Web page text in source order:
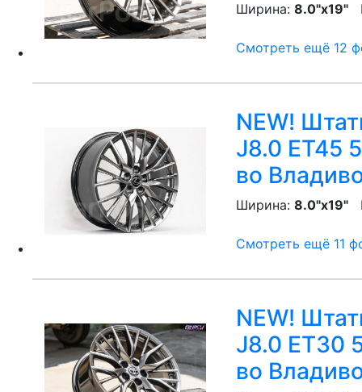
Ширина: 8.0"x19"
Смотреть ещё 12
NEW!
J8.0 ET45
во
Ширина: 8.0"x19"
Смотреть ещё 11
NEW!
J8.0 ET30
во